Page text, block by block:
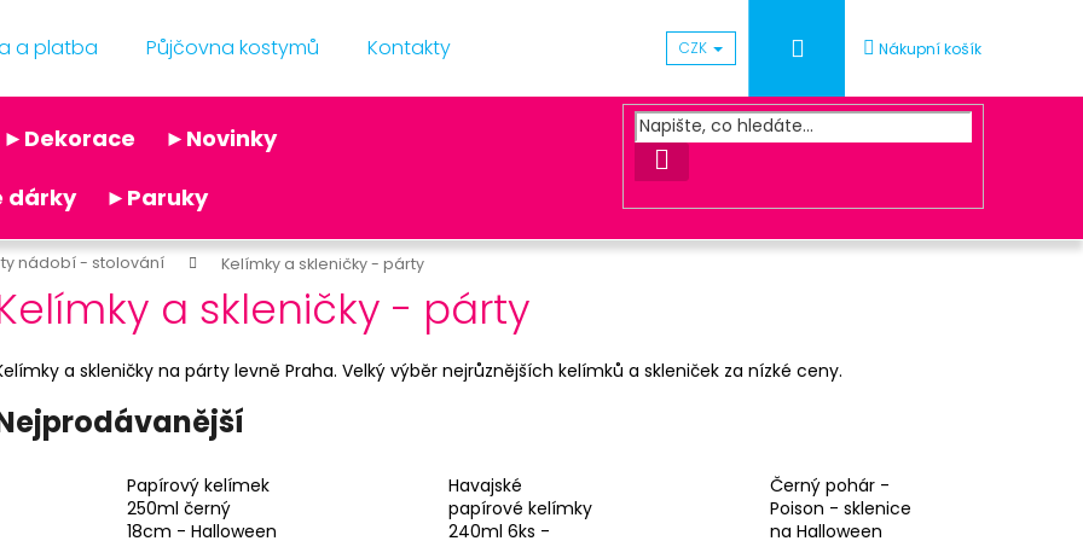
a platba Půjčovna kostymů Kontakty CZK PřihlášeníNákupní košík
►Dekorace
►Novinky
dárky ►Paruky
HLEDAT
nádobí - stolování Kelímky a skleničky - párty
a skleničky - párty
a skleničky na párty levně Praha. Velký výběr nejrůznějších kelímků a skleniček za nízké ceny.
Papírový kelímek
250ml černý
18cm - Halloween
Havajské
papírové kelímky
240ml 6ks -
Černý pohár -
Poison - sklenice
na Halloween
Co potřebujete najít?
Doporučujeme
ČERNÝ VĚJÍŘ - PAPÍROVÝ
Kč